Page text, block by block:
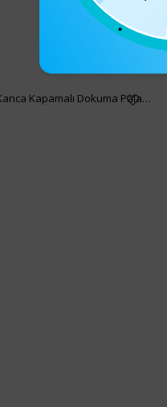
Kadın Gri Yüksek Bel Kanca Kapamalı Dokuma Palazzo Pantolon Alc-X15120